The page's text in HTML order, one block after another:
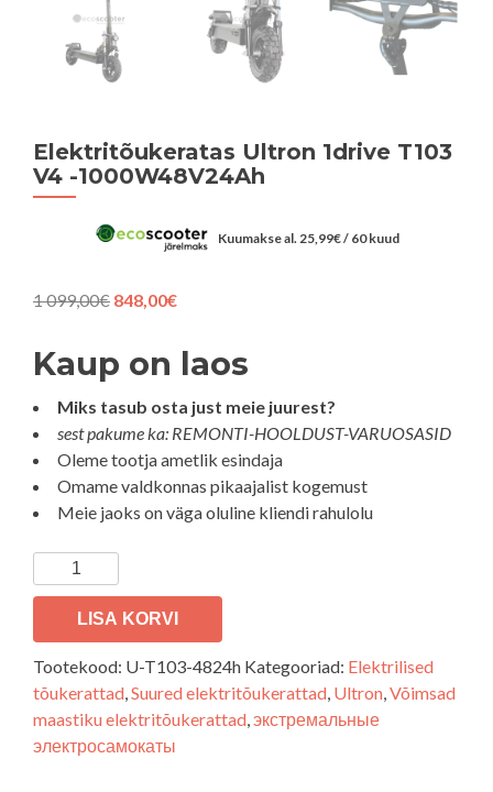
Elektritõukeratas Ultron 1drive T103
V4 -1000W48V24Ah
Kuumakse al. 25,99€/ 60 kuud
1 099,00€ Algne
1 099,00€.
848,00€Praegune
848,00€.
Kaup on laos
Miks tasub osta just meie juurest?
sest pakume ka: REMONTI-HOOLDUST-VARUOSASID
Oleme tootja ametlik esindaja
Omame valdkonnas pikaajalist kogemust
Meie jaoks on väga oluline kliendi rahulolu
Elektritõukeratas
Ultron
1drive
T103
V4
-1000W48V24Ah
kogus
LISA KORVI
Tootekood: U-T103-4824h Kategooriad: Elektrilised
tõukerattad Suured elektritõukerattad Ultron Võimsad
maastiku elektritõukerattad экстремальные
электросамокаты